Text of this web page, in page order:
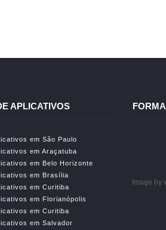
APLICATIVOS
em São Paulo
em Araçatuba
em Belo Horizonte
em Brasília
em Curitiba
em Florianópolis
em Curitiba
em Salvador
Image by